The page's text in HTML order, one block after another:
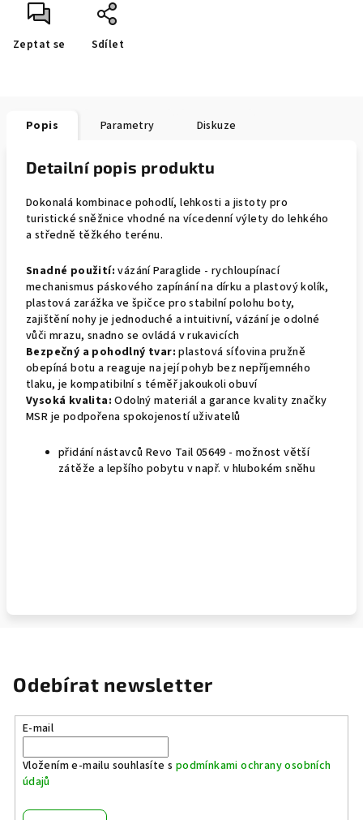
Zeptat se Sdílet
Popis Parametry Diskuze
Detailní popis produktu
Dokonalá kombinace pohodlí, lehkosti a jistoty pro
turistické sněžnice vhodné na vícedenní výlety do lehkého
a středně těžkého terénu.
Snadné použití: vázání Paraglide - rychloupínací
mechanismus páskového zapínání na dírku a plastový kolík,
plastová zarážka ve špičce pro stabilní polohu boty,
zajištění nohy je jednoduché a intuitivní, vázání je odolné
vůči mrazu, snadno se ovládá v rukavicích
Bezpečný a pohodlný tvar: plastová síťovina pružně
obepíná botu a reaguje na její pohyb bez nepříjemného
tlaku, je kompatibilní s téměř jakoukoli obuví
Vysoká kvalita: Odolný materiál a garance kvality značky
MSR je podpořena spokojeností uživatelů
přidání nástavců Revo Tail 05649 - možnost větší
zátěže a lepšího pobytu v např. v hlubokém sněhu
Odebírat newsletter
E-mail
Vložením e-mailu souhlasíte s podmínkami ochrany osobních
údajů